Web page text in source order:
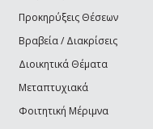
Προκηρύξεις Θέσεων
Βραβεία / Διακρίσεις
Διοικητικά Θέματα
Μεταπτυχιακά
Φοιτητική Μέριμνα